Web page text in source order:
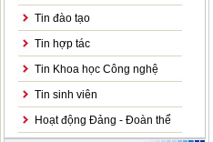
Tin đào tạo
Tin hợp tác
Tin Khoa học Công nghệ
Tin sinh viên
Hoạt động Đảng - Đoàn thể